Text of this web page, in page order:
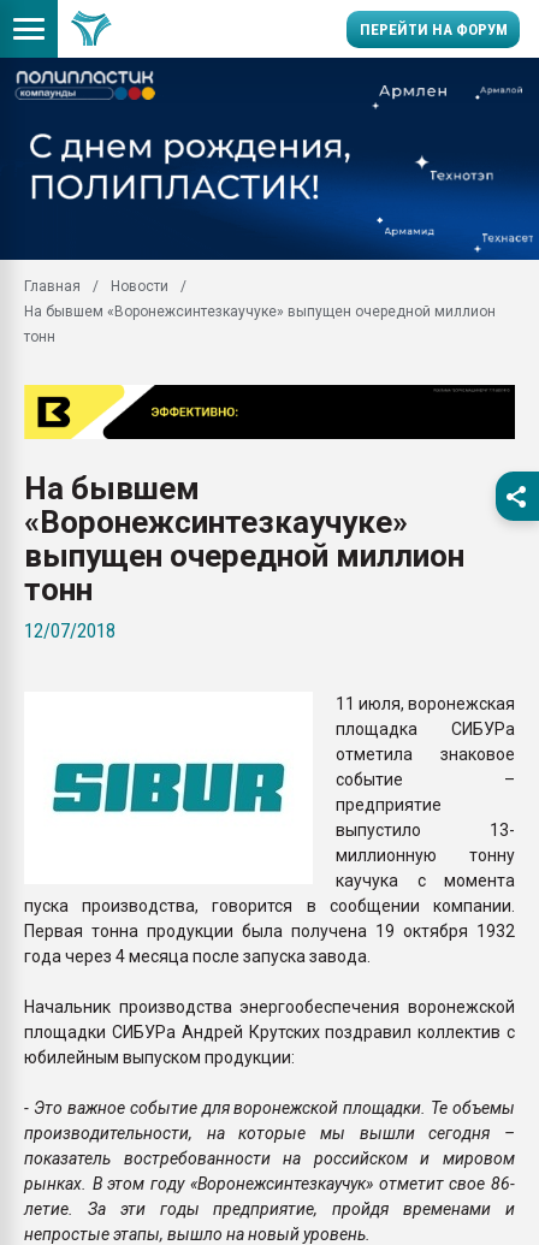
ПЕРЕЙТИ НА ФОРУМ
заводу пластмасс"
первый план в
28.07.2026
ситуацией на
Всё, что касается
Главная
Новости
На бывшем «Воронежсинтезкаучуке» выпущен очередной миллион
тонн
На бывшем
«Воронежсинтезкаучуке»
выпущен очередной миллион
тонн
12/07/2018
11 июля, воронежская
площадка СИБУРа
отметила знаковое
событие –
предприятие
выпустило 13-
миллионную тонну
каучука с момента
пуска производства, говорится в сообщении компании.
Первая тонна продукции была получена 19 октября 1932
года через 4 месяца после запуска завода.
Начальник производства энергообеспечения воронежской
площадки СИБУРа Андрей Крутских поздравил коллектив с
юбилейным выпуском продукции:
- Это важное событие для воронежской площадки. Те объемы
производительности, на которые мы вышли сегодня –
показатель востребованности на российском и мировом
рынках. В этом году «Воронежсинтезкаучук» отметит свое 86-
летие. За эти годы предприятие, пройдя временами и
непростые этапы, вышло на новый уровень.